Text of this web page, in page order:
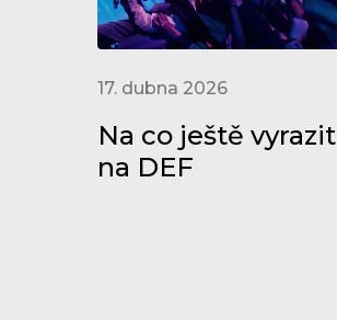
17. dubna 2026
Na co ještě vyrazit
na DEF